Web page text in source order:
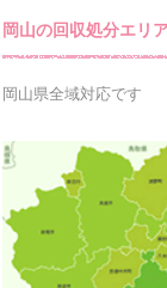
岡山の回収処分エリ
岡山県全域対応です